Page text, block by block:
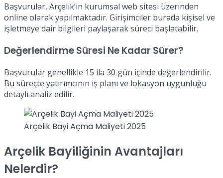
Başvurular, Arçelik’in kurumsal web sitesi üzerinden
online olarak yapılmaktadır. Girişimciler burada kişisel ve
işletmeye dair bilgileri paylaşarak süreci başlatabilir.
Değerlendirme Süresi Ne Kadar Sürer?
Başvurular genellikle 15 ila 30 gün içinde değerlendirilir.
Bu süreçte yatırımcının iş planı ve lokasyon uygunluğu
detaylı analiz edilir.
Arçelik Bayi Açma Maliyeti 2025
Arçelik Bayiliğinin Avantajları
Nelerdir?